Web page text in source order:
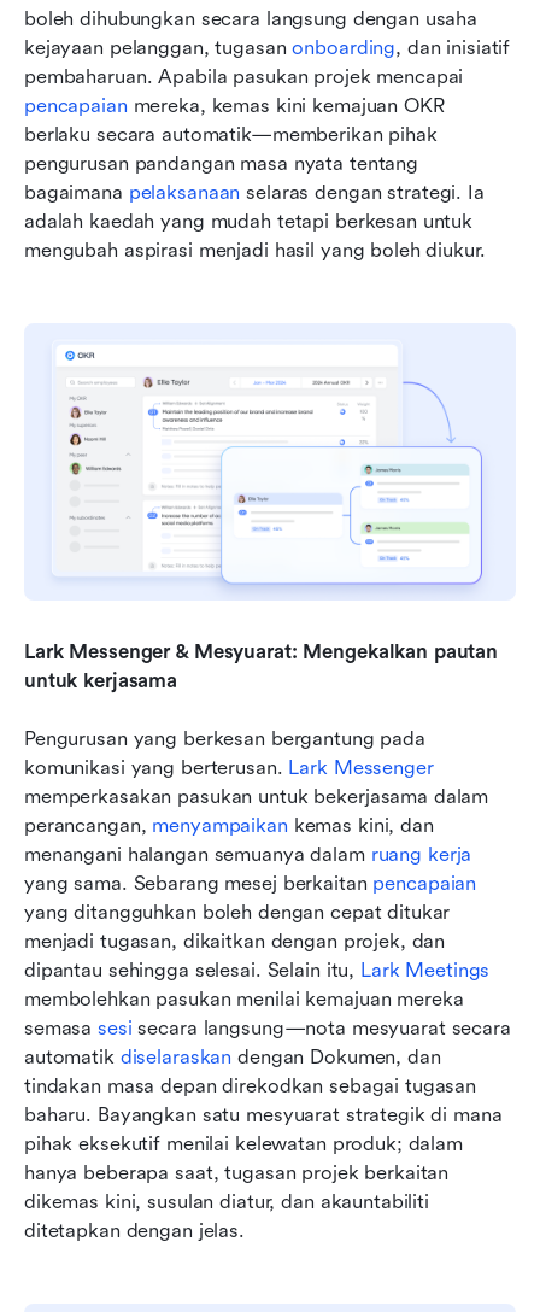
boleh dihubungkan secara langsung dengan usaha
kejayaan pelanggan, tugasan onboarding, dan inisiatif
pencapaian mereka, kemas kini kemajuan OKR
berlaku secara automatik—memberikan pihak
pengurusan pandangan masa nyata tentang
bagaimana pelaksanaan selaras dengan strategi. Ia
adalah kaedah yang mudah tetapi berkesan untuk
mengubah aspirasi menjadi hasil yang boleh diukur.
Lark Messenger & Mesyuarat: Mengekalkan pautan
untuk kerjasama
Pengurusan yang berkesan bergantung pada
komunikasi yang berterusan. Lark Messenger
memperkasakan pasukan untuk bekerjasama dalam
perancangan, menyampaikan kemas kini, dan
menangani halangan semuanya dalam ruang kerja
yang sama. Sebarang mesej berkaitan pencapaian
yang ditangguhkan boleh dengan cepat ditukar
menjadi tugasan, dikaitkan dengan projek, dan
dipantau sehingga selesai. Selain itu, Lark Meetings
membolehkan pasukan menilai kemajuan mereka
semasa sesi secara langsung—nota mesyuarat secara
automatik diselaraskan dengan Dokumen, dan
tindakan masa depan direkodkan sebagai tugasan
baharu. Bayangkan satu mesyuarat strategik di mana
pihak eksekutif menilai kelewatan produk; dalam
hanya beberapa saat, tugasan projek berkaitan
dikemas kini, susulan diatur, dan akauntabiliti
ditetapkan dengan jelas.